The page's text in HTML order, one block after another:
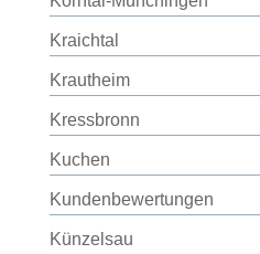
Kraichtal
Krautheim
Kressbronn
Kuchen
Kundenbewertungen
Künzelsau